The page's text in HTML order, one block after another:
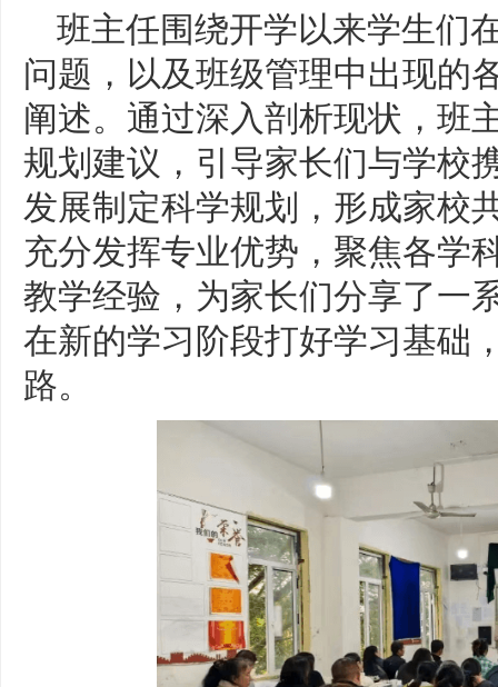
班主任围绕开学以来学生们
问题，以及班级管理中出现的
阐述。通过深入剖析现状，班
规划建议，引导家长们与学校
发展制定科学规划，形成家校
充分发挥专业优势，聚焦各学
教学经验，为家长们分享了一
在新的学习阶段打好学习基础
路。